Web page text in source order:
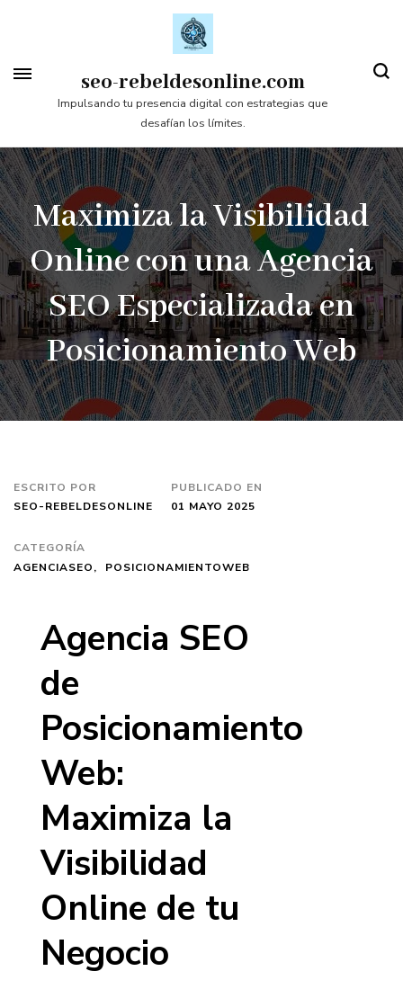
contenido
(presiona
tecla
Intro)
seo-rebeldesonline.com
Impulsando tu presencia digital con estrategias que
desafían los límites.
Maximiza la Visibilidad
Online con una Agencia
SEO Especializada en
Posicionamiento Web
ESCRITO POR
SEO-REBELDESONLINE
PUBLICADO EN
01 MAYO 2025
CATEGORÍA
AGENCIASEO
POSICIONAMIENTOWEB
Agencia SEO
de
Posicionamiento
Web:
Maximiza la
Visibilidad
Online de tu
Negocio